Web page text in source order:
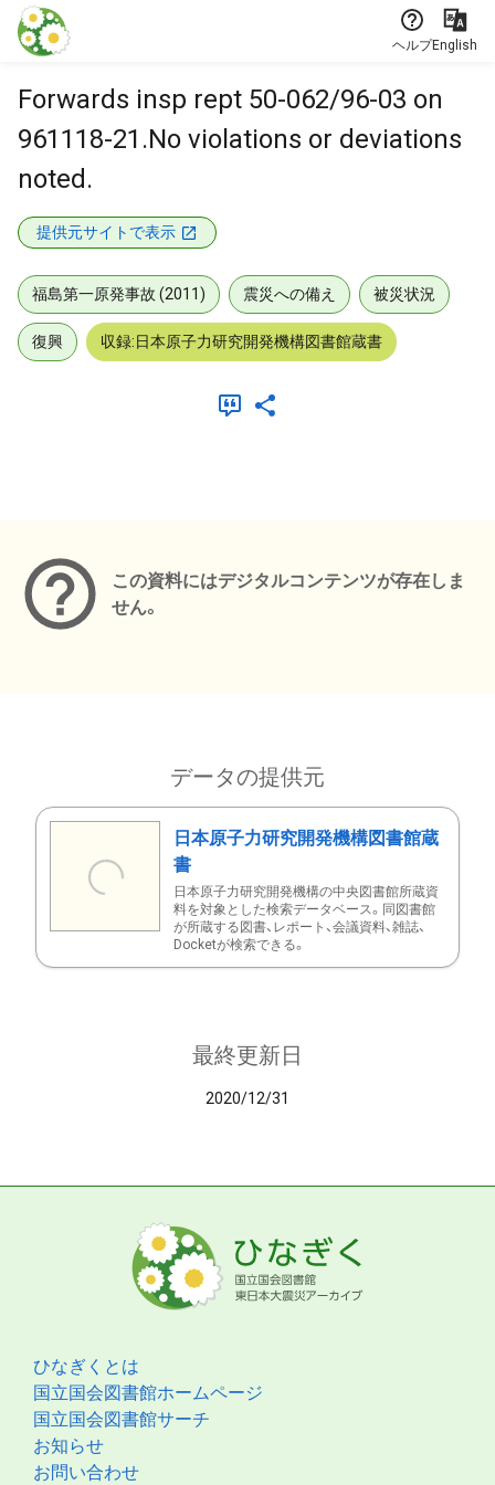
本文に飛ぶ
ヘルプEnglish
Forwards insp rept 50-062/96-03 on
961118-21.No violations or deviations
noted.
提供元サイトで表示
福島第一原発事故 (2011) 震災への備え 被災状況
復興 収録:日本原子力研究開発機構図書館蔵書
この資料にはデジタルコンテンツが存在しま
せん。
データの提供元
日本原子力研究開発機構図書館蔵
書
日本原子力研究開発機構の中央図書館所蔵資
料を対象とした検索データベース。同図書館
が所蔵する図書、レポート、会議資料、雑誌、
Docketが検索できる。
最終更新日
2020/12/31
ひなぎくとは
国立国会図書館ホームページ
国立国会図書館サーチ
お知らせ
お問い合わせ